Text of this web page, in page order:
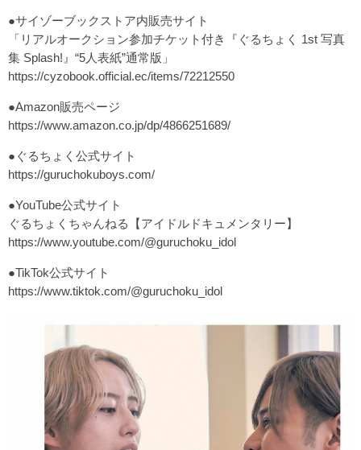
●サイゾーブックストア内販売サイト
「リアルオークション参加チケット付き『ぐるちょく 1st 写真
集 Splash!』“5人表紙”通常版」
https://cyzobook.official.ec/items/72212550
●Amazon販売ページ
https://www.amazon.co.jp/dp/4866251689/
●ぐるちょく公式サイト
https://guruchokuboys.com/
●YouTube公式サイト
ぐるちょくちゃんねる【アイドルドキュメンタリー】
https://www.youtube.com/@guruchoku_idol
●TikTok公式サイト
https://www.tiktok.com/@guruchoku_idol